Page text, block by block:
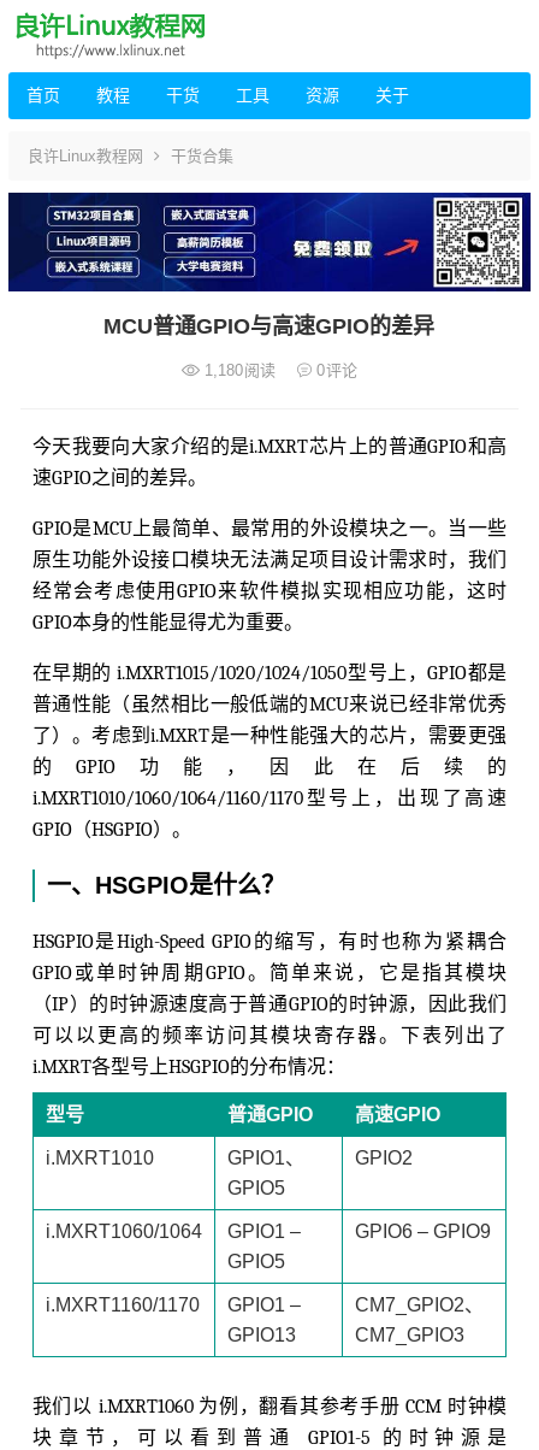
首页 教程 干货 工具 资源 关于
良许Linux教程网 干货合集
MCU普通GPIO与高速GPIO的差异
1,180阅读 0评论
今天我要向大家介绍的是i.MXRT芯片上的普通GPIO和高
速GPIO之间的差异。
GPIO是MCU上最简单、最常用的外设模块之一。当一些
原生功能外设接口模块无法满足项目设计需求时，我们
经常会考虑使用GPIO来软件模拟实现相应功能，这时
GPIO本身的性能显得尤为重要。
在早期的 i.MXRT1015/1020/1024/1050型号上，GPIO都是
普通性能（虽然相比一般低端的MCU来说已经非常优秀
了）。考虑到i.MXRT是一种性能强大的芯片，需要更强
的GPIO功能，因此在后续的
i.MXRT1010/1060/1064/1160/1170型号上，出现了高速
GPIO（HSGPIO）。
一、HSGPIO是什么？
HSGPIO是High-Speed GPIO的缩写，有时也称为紧耦合
GPIO或单时钟周期GPIO。简单来说，它是指其模块
（IP）的时钟源速度高于普通GPIO的时钟源，因此我们
可以以更高的频率访问其模块寄存器。下表列出了
i.MXRT各型号上HSGPIO的分布情况：
型号 普通GPIO 高速GPIO
i.MXRT1010
GPIO1、
GPIO5
GPIO2
i.MXRT1060/1064
GPIO1 –
GPIO5
GPIO6 – GPIO9
i.MXRT1160/1170
GPIO1 –
GPIO13
CM7_GPIO2、
CM7_GPIO3
我们以 i.MXRT1060 为例，翻看其参考手册 CCM 时钟模
块章节，可以看到普通 GPIO1-5 的时钟源是